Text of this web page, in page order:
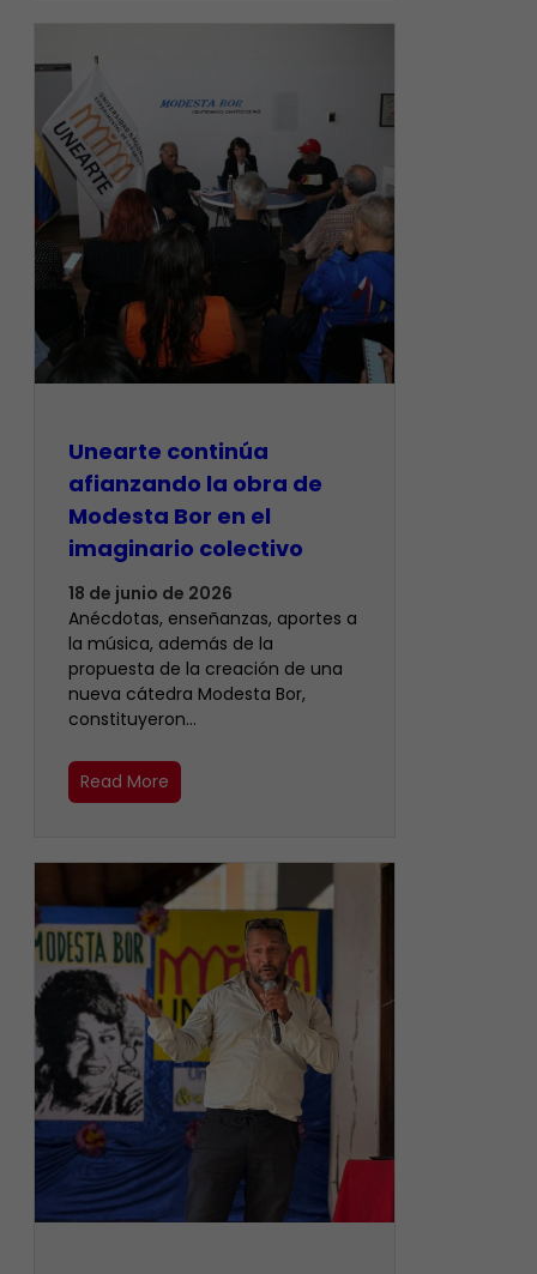
Unearte continúa
afianzando la obra de
Modesta Bor en el
imaginario colectivo
18 de junio de 2026
Anécdotas, enseñanzas, aportes a
la música, además de la
propuesta de la creación de una
nueva cátedra Modesta Bor,
constituyeron…
Read More